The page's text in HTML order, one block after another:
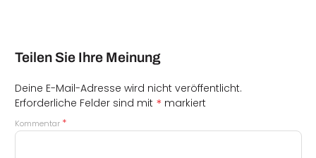
Teilen Sie Ihre Meinung
Deine E-Mail-Adresse wird nicht veröffentlicht.
Erforderliche Felder sind mit * markiert
Kommentar *